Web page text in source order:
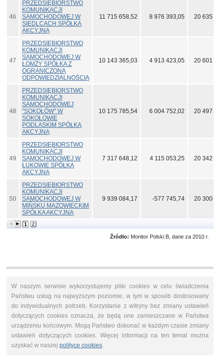
46
PRZEDSIĘBIORSTWO
KOMUNIKACJI
SAMOCHODOWEJ W
SIEDLCACH SPÓŁKA
AKCYJNA
11 715 658,52 8 976 393,05 20 635
47
PRZEDSIĘBIORSTWO
KOMUNIKACJI
SAMOCHODOWEJ W
ŁOMŻY SPÓŁKA Z
OGRANICZONĄ
ODPOWIEDZIALNOŚCIĄ
10 143 365,03 4 913 423,05 20 601
48
PRZEDSIĘBIORSTWO
KOMUNIKACJI
SAMOCHODOWEJ
"SOKOŁÓW" W
SOKOŁOWIE
PODLASKIM SPÓŁKA
AKCYJNA
10 175 785,54 6 004 752,02 20 497
49
PRZEDSIĘBIORSTWO
KOMUNIKACJI
SAMOCHODOWEJ W
ŁUKOWIE SPÓŁKA
AKCYJNA
7 317 648,12 4 115 053,25 20 342
50
PRZEDSIĘBIORSTWO
KOMUNIKACJI
SAMOCHODOWEJ W
MIŃSKU MAZOWIECKIM
SPÓŁKA AKCYJNA
9 939 084,17 -577 745,74 20 300
1 2
Źródło: Monitor Polski B, dane za 2010 r.
W naszym serwisie wykorzystujemy pliki cookies w celu świadczenia
Państwu usług na najwyższym poziomie, w tym w sposób dostosowany
do indywidualnych potrzeb. Korzystanie z witryny bez zmiany ustawień
dotyczących cookies oznacza, że będą one zamieszczane w Państwa
urządzeniu końcowym. Mogą Państwo dokonać w każdym czasie zmiany
ustawień dotyczących cookies. Więcej informacji na ten temat można
uzyskać w naszej polityce cookies.